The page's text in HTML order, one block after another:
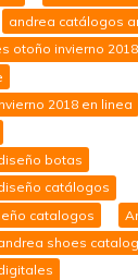
andrea catálogos
otoño invierno 2018
2018 en linea
botas
catálogos
catalogos
shoes